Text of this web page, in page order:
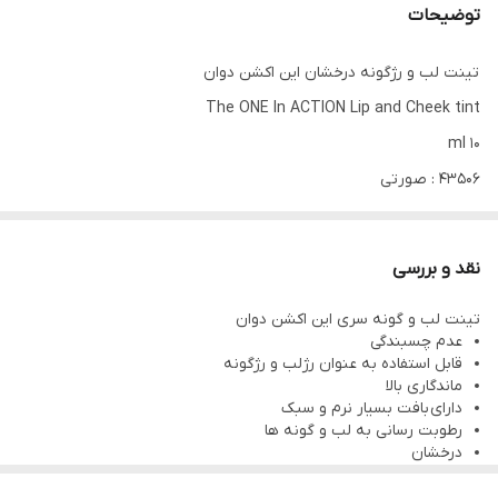
توضیحات
تینت لب و رژگونه درخشان این اکشن دوان
The ONE In ACTION Lip and Cheek tint
10 ml
43506 : صورتی
پوشش راحت
کمک به مراقبت و تغذیه و رطوبت رسانی به لب و گونه ها
استایل خود را در 3 بافت و رنگ درخشان پیدا کن
تینت های نیمه شفاف رنگ چهره شما را شفاف، طبیعی و سالم نشان
میدهد.
ماندگار، فرمول مقاوم در برابر عرق، ضد آب
نقد و بررسی
تینت لب و گونه سری این اکشن دوان
عدم چسبندگی
قابل استفاده به عنوان رژلب و رژگونه
ماندگاری بالا
دارای بافت بسیار نرم و سبک
رطوبت رسانی به لب و گونه ها
درخشان